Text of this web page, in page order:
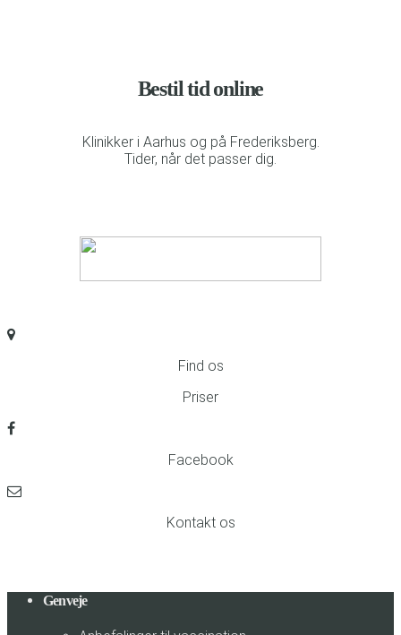
Bestil tid online
Klinikker i Aarhus og på Frederiksberg.
Tider, når det passer dig.
Find os
Priser
Facebook
Kontakt os
Genveje